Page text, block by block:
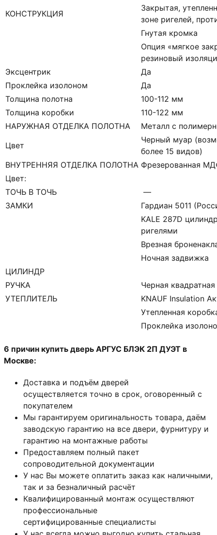
КОНСТРУКЦИЯ
Закрытая,
зоне ригелей,
Гнутая кромка
Опция «мягкое
резиновый
Эксцентрик
Да
Проклейка изолоном
Да
Толщина полотна
100-112 мм
Толщина коробки
110-122 мм
НАРУЖНАЯ ОТДЕЛКА ПОЛОТНА
Металл с
Цвет
Черный муар
более 15 видов)
ВНУТРЕННЯЯ ОТДЕЛКА ПОЛОТНА Фрезерованная
Цвет:
ТОЧЬ В ТОЧЬ
—
ЗАМКИ
Гардиан 5011
KALE 287D
ригелями
Врезная
Ночная задвижка
ЦИЛИНДР
РУЧКА
Черная
УТЕПЛИТЕЛЬ
KNAUF Insulation
Утепленная
Проклейка
6 причин купить дверь АРГУС БЛЭК 2П ДУЭТ в
Москве:
Доставка и подъём дверей
осуществляется точно в срок, оговоренный с
покупателем
Мы гарантируем оригинальность товара, даём
заводскую гарантию на все двери, фурнитуру и
гарантию на монтажные работы
Предоставляем полный пакет
сопроводительной документации
У нас Вы можете оплатить заказ как наличными,
так и за безналичный расчёт
Квалифицированный монтаж осуществляют
профессиональные
сертифицированные специалисты